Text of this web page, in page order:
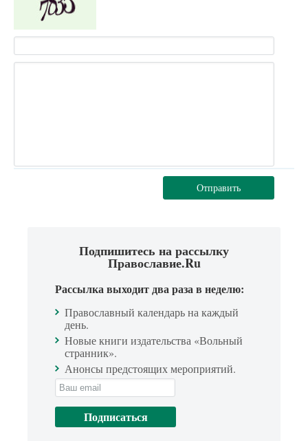
Отправить
Подпишитесь на рассылку
Православие.Ru
Рассылка выходит два раза в неделю:
Православный календарь на каждый
день.
Новые книги издательства «Вольный
странник».
Анонсы предстоящих мероприятий.